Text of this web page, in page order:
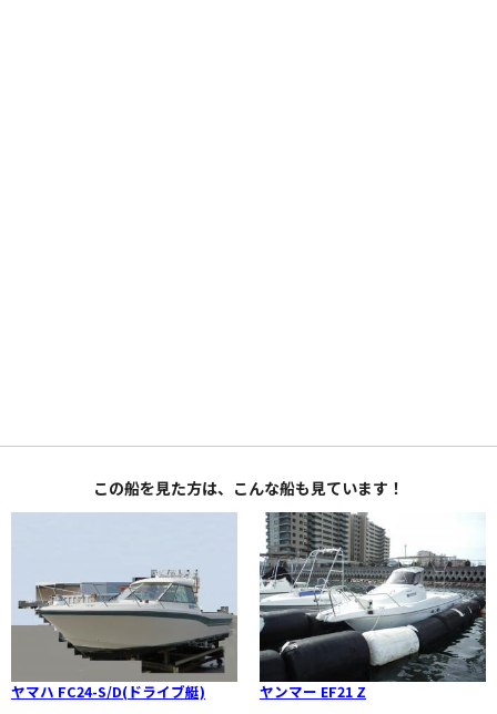
この船を見た方は、こんな船も見ています！
ヤマハ FC24-S/D(ドライブ艇) ヤンマー EF21 Z